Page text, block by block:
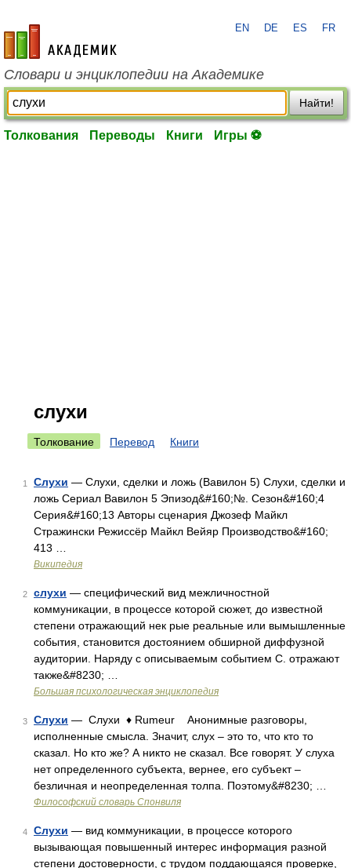
academic.ru
EN DE ES FR
Словари и энциклопедии на Академике
Найти!
Толкования Переводы Книги Игры ⚽
слухи
Толкование Перевод Книги
1 Слухи — Слухи, сделки и ложь (Вавилон 5) Слухи, сделки и
ложь Сериал Вавилон 5 Эпизод&#160;№. Сезон&#160;4
Серия&#160;13 Авторы сценария Джозеф Майкл
Стражински Режиссёр Майкл Вейяр Производство&#160;
413 …
Википедия
2 слухи — специфический вид межличностной
коммуникации, в процессе которой сюжет, до известной
степени отражающий нек рые реальные или вымышленные
события, становится достоянием обширной диффузной
аудитории. Наряду с описываемым событием С. отражают
также&#8230; …
Большая психологическая энциклопедия
3 Слухи — Слухи ♦ Rumeur Анонимные разговоры,
исполненные смысла. Значит, слух – это то, что кто то
сказал. Но кто же? А никто не сказал. Все говорят. У слуха
нет определенного субъекта, вернее, его субъект –
безличная и неопределенная толпа. Поэтому&#8230; …
Философский словарь Спонвиля
4 Слухи — вид коммуникации, в процессе которого
вызывающая повышенный интерес информация разной
степени достоверности, с трудом поддающаяся проверке,